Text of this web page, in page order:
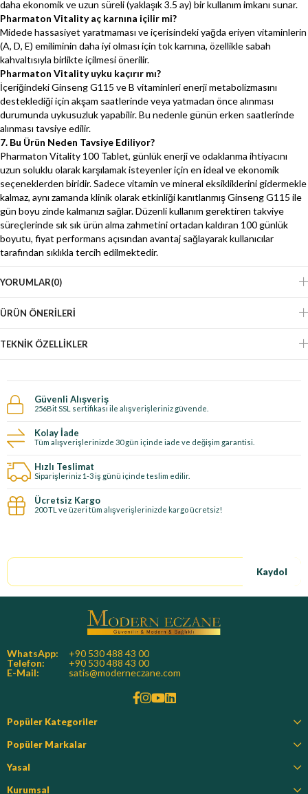
daha ekonomik ve uzun süreli (yaklaşık 3.5 ay) bir kullanım imkanı sunar.
Pharmaton Vitality aç karnına içilir mi?
Midede hassasiyet yaratmaması ve içerisindeki yağda eriyen vitaminlerin
(A, D, E) emiliminin daha iyi olması için tok karnına, özellikle sabah
kahvaltısıyla birlikte içilmesi önerilir.
Pharmaton Vitality uyku kaçırır mı?
İçeriğindeki Ginseng G115 ve B vitaminleri enerji metabolizmasını
desteklediği için akşam saatlerinde veya yatmadan önce alınması
durumunda uykusuzluk yapabilir. Bu nedenle günün erken saatlerinde
alınması tavsiye edilir.
7. Bu Ürün Neden Tavsiye Ediliyor?
Pharmaton Vitality 100 Tablet, günlük enerji ve odaklanma ihtiyacını
uzun soluklu olarak karşılamak isteyenler için en ideal ve ekonomik
seçeneklerden biridir. Sadece vitamin ve mineral eksikliklerini gidermekle
kalmaz, aynı zamanda klinik olarak etkinliği kanıtlanmış Ginseng G115 ile
gün boyu zinde kalmanızı sağlar. Düzenli kullanım gerektiren takviye
süreçlerinde sık sık ürün alma zahmetini ortadan kaldıran 100 günlük
boyutu, fiyat performans açısından avantaj sağlayarak kullanıcılar
tarafından sıklıkla tercih edilmektedir.
YORUMLAR(0)
ÜRÜN ÖNERILERI
TEKNIK ÖZELLIKLER
Güvenli Alışveriş
256Bit SSL sertifikası ile alışverişleriniz güvende.
Kolay İade
Tüm alışverişlerinizde 30 gün içinde iade ve değişim garantisi.
Hızlı Teslimat
Siparişleriniz 1-3 iş günü içinde teslim edilir.
Ücretsiz Kargo
200 TL ve üzeri tüm alışverişlerinizde kargo ücretsiz!
Kaydol
WhatsApp:
+90 530 488 43 00
Telefon:
+90 530 488 43 00
E-Mail:
satis@moderneczane.com
Popüler Kategoriler
Popüler Markalar
Yasal
Kurumsal